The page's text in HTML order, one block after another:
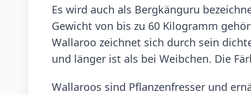
Es wird auch als Bergkänguru
Gewicht von bis zu 60 Kilogramm
Wallaroo zeichnet sich durch sein
und länger ist als bei Weibchen. Die
Wallaroos sind Pflanzenfresser und